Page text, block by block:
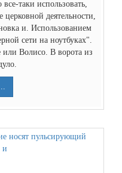
таки использовать,
деятельности,
и. Использованием
сети на ноутбуках".
Волисо. В ворота из